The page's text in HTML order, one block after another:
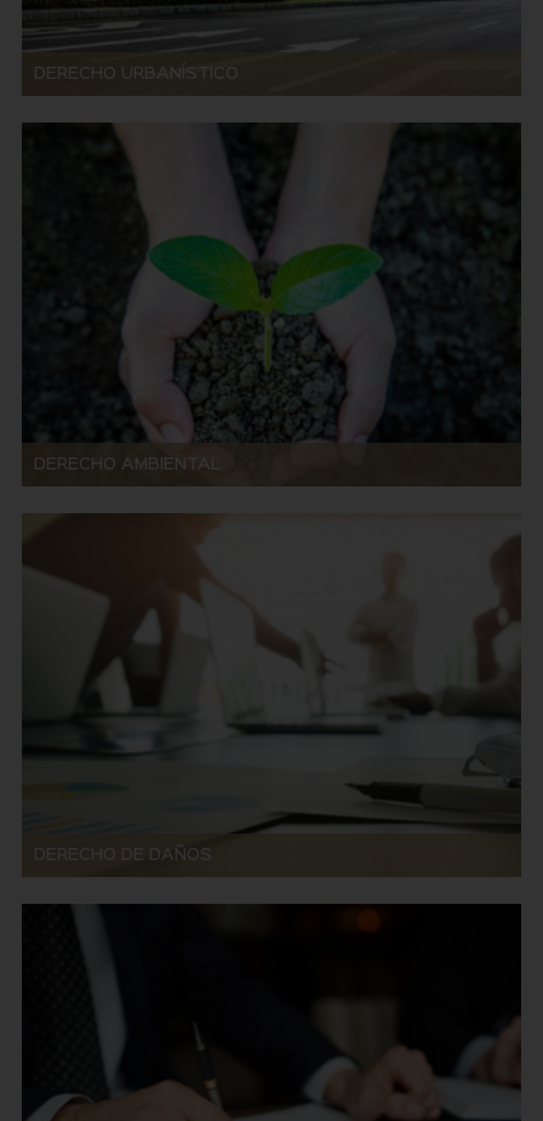
DERECHO URBANÍSTICO
DERECHO AMBIENTAL
DERECHO DE DAÑOS